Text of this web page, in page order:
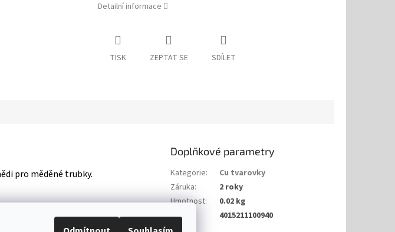
Detailní informace
TISK ZEPTAT SE SDÍLET
pro měděné trubky.
Doplňkové parametry
Kategorie:
Cu tvarovky
Záruka:
2 roky
Hmotnost:
0.02 kg
EAN
4015211100940